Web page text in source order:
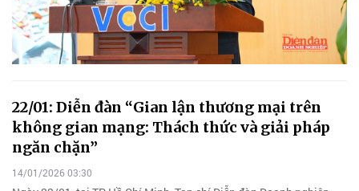
22/01: Diễn đàn “Gian lận thương mại trên
không gian mạng: Thách thức và giải pháp
ngăn chặn”
14/01/2026 03:30